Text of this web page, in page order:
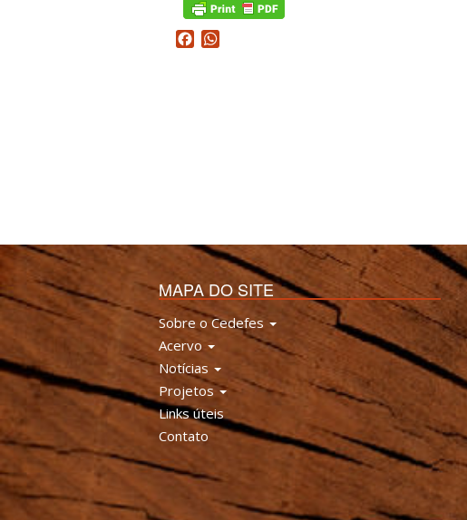
Facebook
MAPA DO SITE
Sobre o Cedefes
Acervo
Notícias
Projetos
Links úteis
Contato